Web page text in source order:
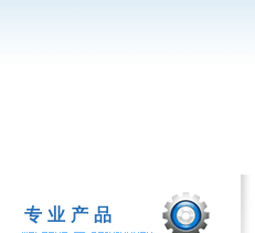
专业产品